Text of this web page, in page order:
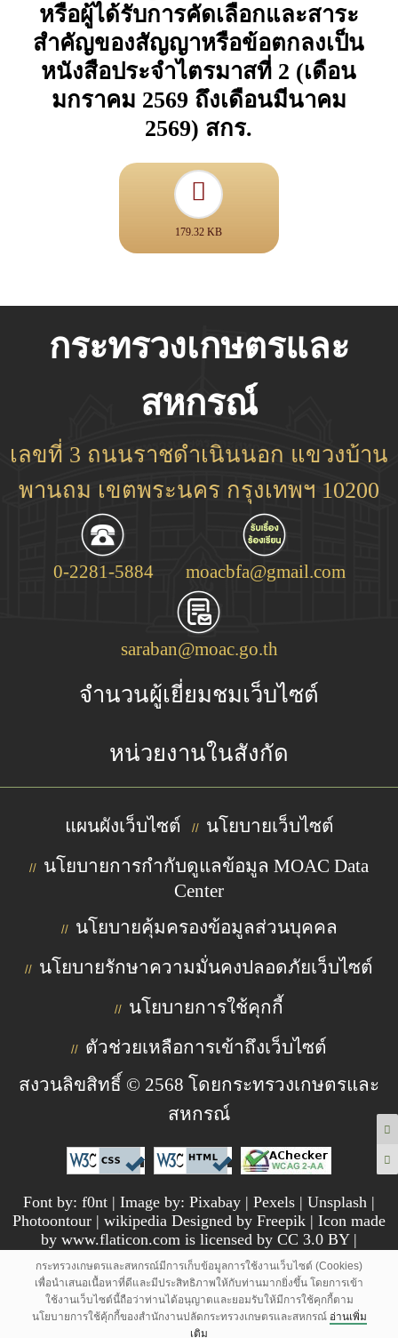
หรือผู้ได้รับการคัดเลือกและสาระ
สำคัญของสัญญาหรือข้อตกลงเป็น
หนังสือประจำไตรมาสที่ 2 (เดือน
มกราคม 2569 ถึงเดือนมีนาคม
2569) สกร.
179.32 KB
กระทรวงเกษตรและ
สหกรณ์
เลขที่ 3 ถนนราชดำเนินนอก แขวงบ้าน
พานถม เขตพระนคร กรุงเทพฯ 10200
0-2281-5884 moacbfa@gmail.com
saraban@moac.go.th
จำนวนผู้เยี่ยมชมเว็บไซต์
หน่วยงานในสังกัด
แผนผังเว็บไซต์ // นโยบายเว็บไซต์
// นโยบายการกำกับดูแลข้อมูล MOAC Data
Center
// นโยบายคุ้มครองข้อมูลส่วนบุคคล
// นโยบายรักษาความมั่นคงปลอดภัยเว็บไซต์
// นโยบายการใช้คุกกี้
// ตัวช่วยเหลือการเข้าถึงเว็บไซต์
สงวนลิขสิทธิ์ © 2568 โดยกระทรวงเกษตรและ
สหกรณ์
Font by: f0nt | Image by: Pixabay | Pexels | Unsplash |
Photoontour | wikipedia Designed by Freepik | Icon made
by www.flaticon.com is licensed by CC 3.0 BY |
pngtree.com
กระทรวงเกษตรและสหกรณ์มีการเก็บข้อมูลการใช้งานเว็บไซต์ (Cookies)
เพื่อนำเสนอเนื้อหาที่ดีและมีประสิทธิภาพให้กับท่านมากยิ่งขึ้น โดยการเข้า
ใช้งานเว็บไซต์นี้ถือว่าท่านได้อนุญาตและยอมรับให้มีการใช้คุกกี้ตาม
นโยบายการใช้คุ้กกี้ของสำนักงานปลัดกระทรวงเกษตรและสหกรณ์ อ่านเพิ่ม
เติม